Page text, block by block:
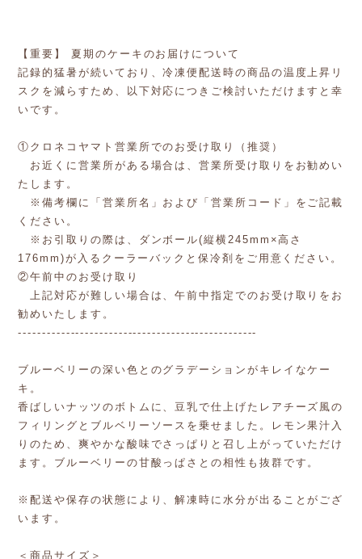
【重要】 夏期のケーキのお届けについて
記録的猛暑が続いており、冷凍便配送時の商品の温度上昇リ
スクを減らすため、以下対応につきご検討いただけますと幸
いです。
①クロネコヤマト営業所でのお受け取り（推奨）
お近くに営業所がある場合は、営業所受け取りをお勧めい
たします。
※備考欄に「営業所名」および「営業所コード」をご記載
ください。
※お引取りの際は、ダンボール(縦横245mm×高さ
176mm)が入るクーラーバックと保冷剤をご用意ください。
②午前中のお受け取り
上記対応が難しい場合は、午前中指定でのお受け取りをお
勧めいたします。
--------------------------------------------------
ブルーベリーの深い色とのグラデーションがキレイなケー
キ。
香ばしいナッツのボトムに、豆乳で仕上げたレアチーズ風の
フィリングとブルベリーソースを乗せました。レモン果汁入
りのため、爽やかな酸味でさっぱりと召し上がっていただけ
ます。ブルーベリーの甘酸っぱさとの相性も抜群です。
※配送や保存の状態により、解凍時に水分が出ることがござ
います。
＜商品サイズ＞